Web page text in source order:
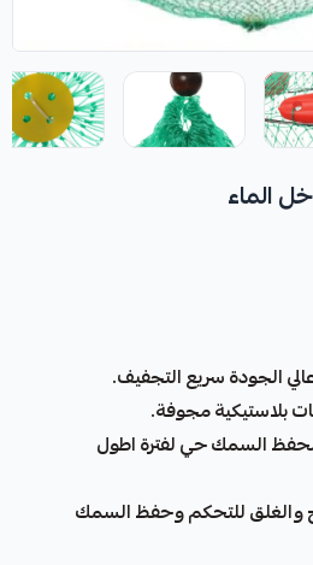
الماء
الجودة سريع التجفيف.
بلاستيكية مجوفة.
السمك حي لفترة اطول
والغلق للتحكم وحفظ السمك